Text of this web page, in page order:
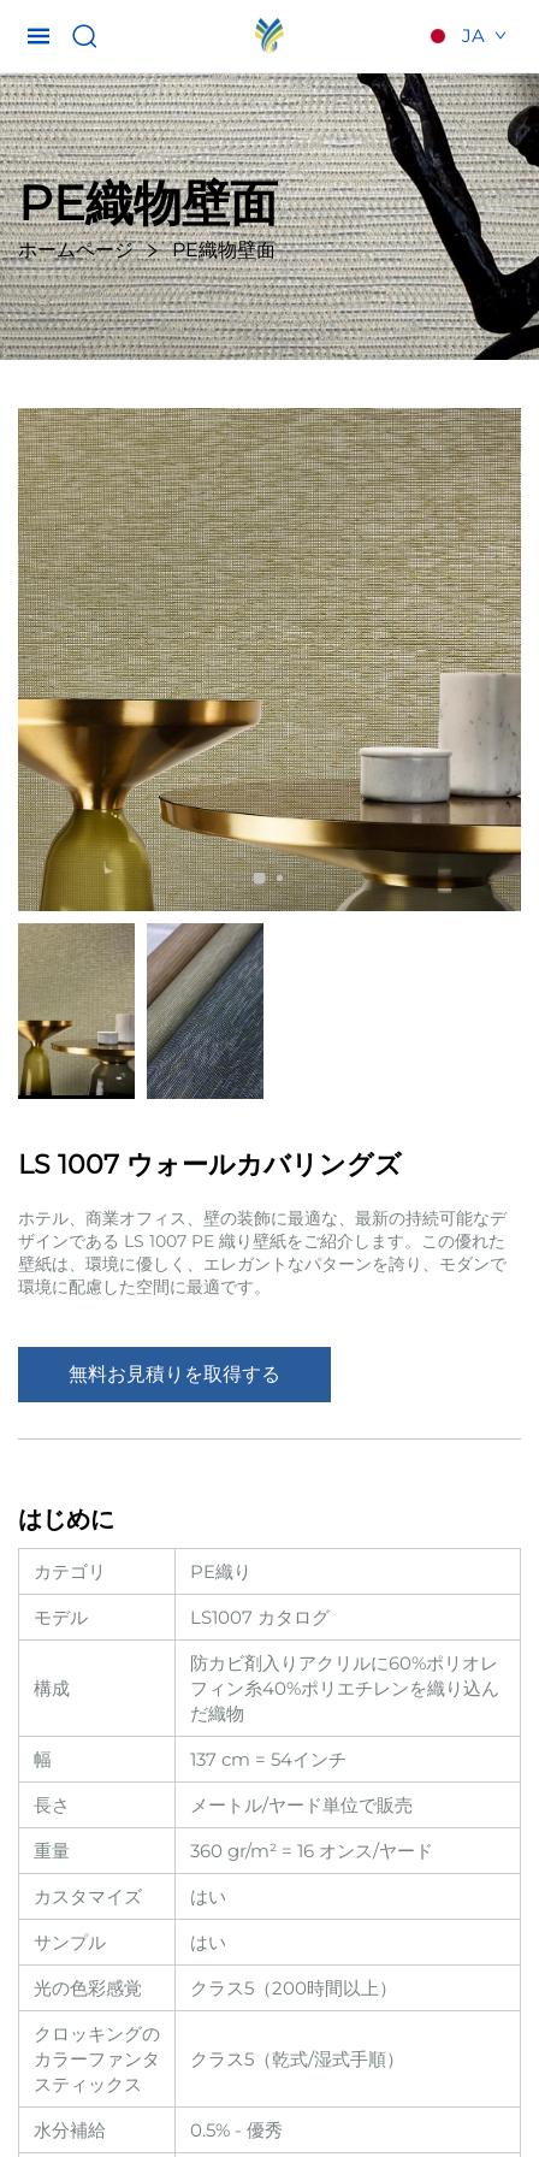
JA
PE織物壁面
ホームページ PE織物壁面
LS 1007 ウォールカバリングズ
ホテル、商業オフィス、壁の装飾に最適な、最新の持続可能なデ
ザインである LS 1007 PE 織り壁紙をご紹介します。この優れた
壁紙は、環境に優しく、エレガントなパターンを誇り、モダンで
環境に配慮した空間に最適です。
無料お見積りを取得する
はじめに
カテゴリ
PE織り
モデル
LS1007 カタログ
構成
防カビ剤入りアクリルに60%ポリオレ
フィン糸40%ポリエチレンを織り込ん
だ織物
幅
137 cm = 54インチ
長さ
メートル/ヤード単位で販売
重量
360 gr/m² = 16 オンス/ヤード
カスタマイズ
はい
サンプル
はい
光の色彩感覚
クラス5（200時間以上）
クロッキングの
カラーファンタ
スティックス
クラス5（乾式/湿式手順）
水分補給 0.5% - 優秀